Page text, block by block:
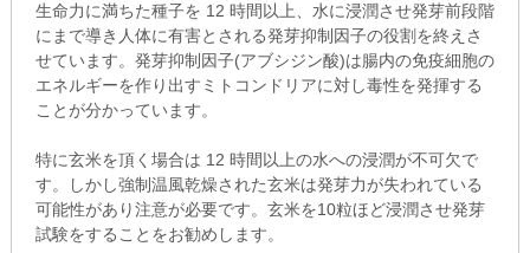
生命力に満ちた種子を 12 時間以上、水に浸潤させ発芽前段階
にまで導き人体に有害とされる発芽抑制因子の役割を終えさ
せています。発芽抑制因子(アブシジン酸)は腸内の免疫細胞の
エネルギーを作り出すミトコンドリアに対し毒性を発揮する
ことが分かっています。
特に玄米を頂く場合は 12 時間以上の水への浸潤が不可欠で
す。しかし強制温風乾燥された玄米は発芽力が失われている
可能性があり注意が必要です。玄米を10粒ほど浸潤させ発芽
試験をすることをお勧めします。